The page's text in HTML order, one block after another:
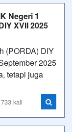
Negeri 1
XVII 2025
(PORDA) DIY
2025
tetapi juga
kali